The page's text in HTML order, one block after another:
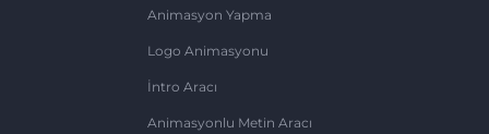
Animasyon Yapma
Logo Animasyonu
İntro Aracı
Animasyonlu Metin Aracı